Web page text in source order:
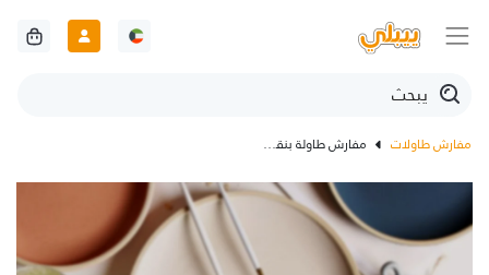
مفارش طاولات مفارش طاولة بنقشة أوراق خضراء على خلفية بيضاء